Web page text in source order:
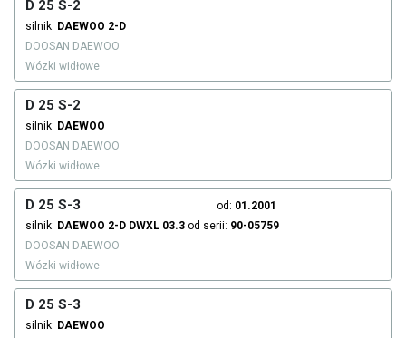
D 25 S-2
silnik: DAEWOO 2-D
DOOSAN DAEWOO
Wózki widłowe
D 25 S-2
silnik: DAEWOO
DOOSAN DAEWOO
Wózki widłowe
D 25 S-3 od: 01.2001
silnik: DAEWOO 2-D DWXL 03.3 od serii: 90-05759
DOOSAN DAEWOO
Wózki widłowe
D 25 S-3
silnik: DAEWOO